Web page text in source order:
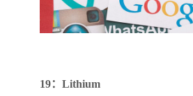
19：Lithium